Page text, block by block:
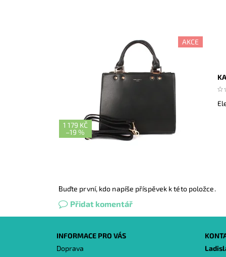
AKCE
1 179 KČ
–19 %
Buďte první, kdo napíše příspěvek k této položce.
Přidat komentář
INFORMACE PRO VÁS
Doprava